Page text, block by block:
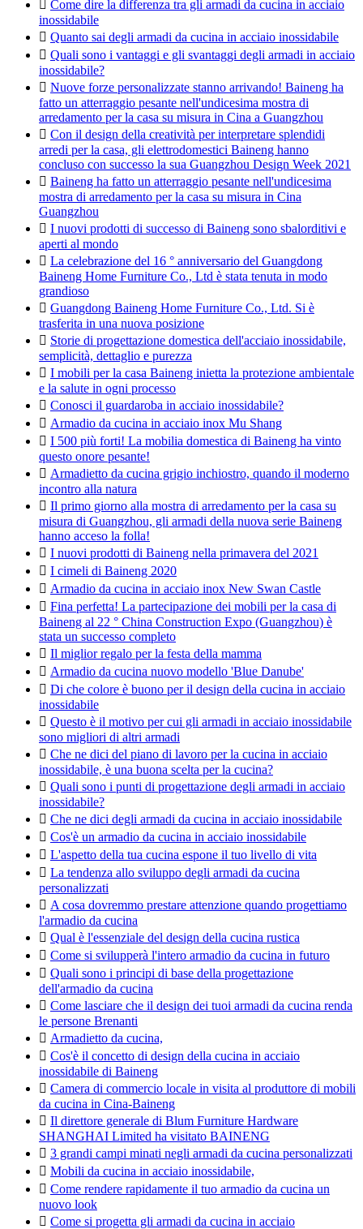
Come dire la differenza tra gli armadi da cucina in acciaio
inossidabile
 Quanto sai degli armadi da cucina in acciaio inossidabile
 Quali sono i vantaggi e gli svantaggi degli armadi in acciaio
inossidabile?
 Nuove forze personalizzate stanno arrivando! Baineng ha
fatto un atterraggio pesante nell'undicesima mostra di
arredamento per la casa su misura in Cina a Guangzhou
 Con il design della creatività per interpretare splendidi
arredi per la casa, gli elettrodomestici Baineng hanno
concluso con successo la sua Guangzhou Design Week 2021
 Baineng ha fatto un atterraggio pesante nell'undicesima
mostra di arredamento per la casa su misura in Cina
Guangzhou
 I nuovi prodotti di successo di Baineng sono sbalorditivi e
aperti al mondo
 La celebrazione del 16 ° anniversario del Guangdong
Baineng Home Furniture Co., Ltd è stata tenuta in modo
grandioso
 Guangdong Baineng Home Furniture Co., Ltd. Si è
trasferita in una nuova posizione
 Storie di progettazione domestica dell'acciaio inossidabile,
semplicità, dettaglio e purezza
 I mobili per la casa Baineng inietta la protezione ambientale
e la salute in ogni processo
 Conosci il guardaroba in acciaio inossidabile?
 Armadio da cucina in acciaio inox Mu Shang
 I 500 più forti! La mobilia domestica di Baineng ha vinto
questo onore pesante!
 Armadietto da cucina grigio inchiostro, quando il moderno
incontro alla natura
 Il primo giorno alla mostra di arredamento per la casa su
misura di Guangzhou, gli armadi della nuova serie Baineng
hanno acceso la folla!
 I nuovi prodotti di Baineng nella primavera del 2021
 I cimeli di Baineng 2020
 Armadio da cucina in acciaio inox New Swan Castle
 Fina perfetta! La partecipazione dei mobili per la casa di
Baineng al 22 ° China Construction Expo (Guangzhou) è
stata un successo completo
 Il miglior regalo per la festa della mamma
 Armadio da cucina nuovo modello 'Blue Danube'
 Di che colore è buono per il design della cucina in acciaio
inossidabile
 Questo è il motivo per cui gli armadi in acciaio inossidabile
sono migliori di altri armadi
 Che ne dici del piano di lavoro per la cucina in acciaio
inossidabile, è una buona scelta per la cucina?
 Quali sono i punti di progettazione degli armadi in acciaio
inossidabile?
 Che ne dici degli armadi da cucina in acciaio inossidabile
 Cos'è un armadio da cucina in acciaio inossidabile
 L'aspetto della tua cucina espone il tuo livello di vita
 La tendenza allo sviluppo degli armadi da cucina
personalizzati
 A cosa dovremmo prestare attenzione quando progettiamo
l'armadio da cucina
 Qual è l'essenziale del design della cucina rustica
 Come si svilupperà l'intero armadio da cucina in futuro
 Quali sono i principi di base della progettazione
dell'armadio da cucina
 Come lasciare che il design dei tuoi armadi da cucina renda
le persone Brenanti
 Armadietto da cucina,
 Cos'è il concetto di design della cucina in acciaio
inossidabile di Baineng
 Camera di commercio locale in visita al produttore di mobili
da cucina in Cina-Baineng
 Il direttore generale di Blum Furniture Hardware
SHANGHAI Limited ha visitato BAINENG
 3 grandi campi minati negli armadi da cucina personalizzati
 Mobili da cucina in acciaio inossidabile,
 Come rendere rapidamente il tuo armadio da cucina un
nuovo look
 Come si progetta gli armadi da cucina in acciaio